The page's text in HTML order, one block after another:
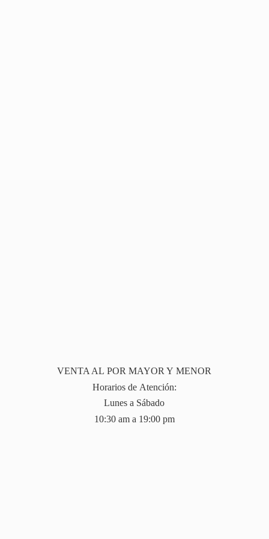
VENTA AL POR MAYOR Y MENOR
Horarios de Atención:
Lunes a Sábado
10:30 am a 19:00 pm